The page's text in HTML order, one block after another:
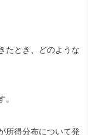
たとき、どのような
所得分布について発